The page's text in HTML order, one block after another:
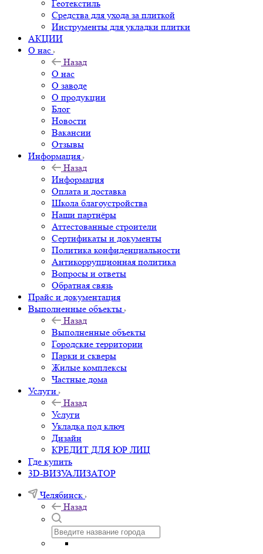
Геотекстиль
Средства для ухода за плиткой
Инструменты для укладки плитки
АКЦИИ
О нас
Назад
О нас
О заводе
О продукции
Блог
Новости
Вакансии
Отзывы
Информация
Назад
Информация
Оплата и доставка
Школа благоустройства
Наши партнёры
Аттестованные строители
Сертификаты и документы
Политика конфиденциальности
Антикоррупционная политика
Вопросы и ответы
Обратная связь
Прайс и документация
Выполненные объекты
Назад
Выполненные объекты
Городские территории
Парки и скверы
Жилые комплексы
Частные дома
Услуги
Назад
Услуги
Укладка под ключ
Дизайн
КРЕДИТ ДЛЯ ЮР ЛИЦ
Где купить
3D-ВИЗУАЛИЗАТОР
Челябинск
Назад